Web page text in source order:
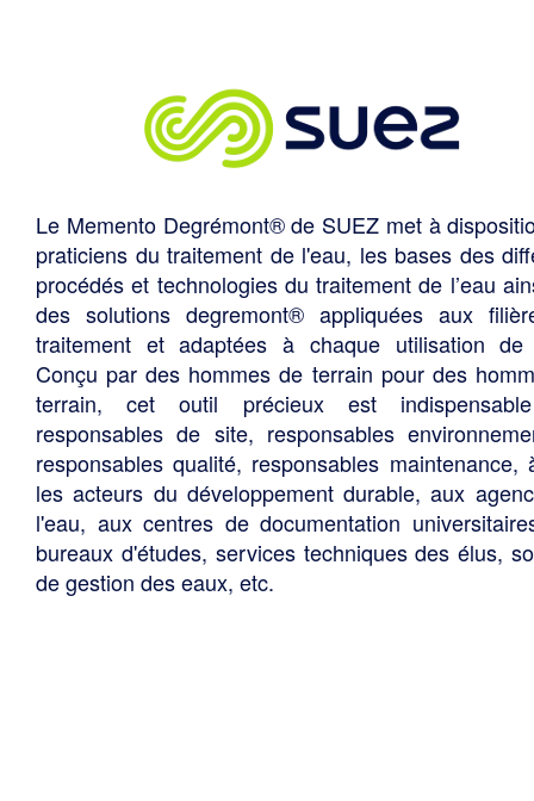
Le Memento Degrémont® de SUEZ met à
praticiens du traitement de l'eau, les bases des
procédés et technologies du traitement de l’eau
des solutions degremont® appliquées aux
traitement et adaptées à chaque utilisation de
Conçu par des hommes de terrain pour des
terrain, cet outil précieux est
responsables de site, responsables
responsables qualité, responsables maintenance,
les acteurs du développement durable, aux
l'eau, aux centres de documentation
bureaux d'études, services techniques des élus,
de gestion des eaux, etc.